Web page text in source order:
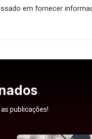
em fornecer
publicações!